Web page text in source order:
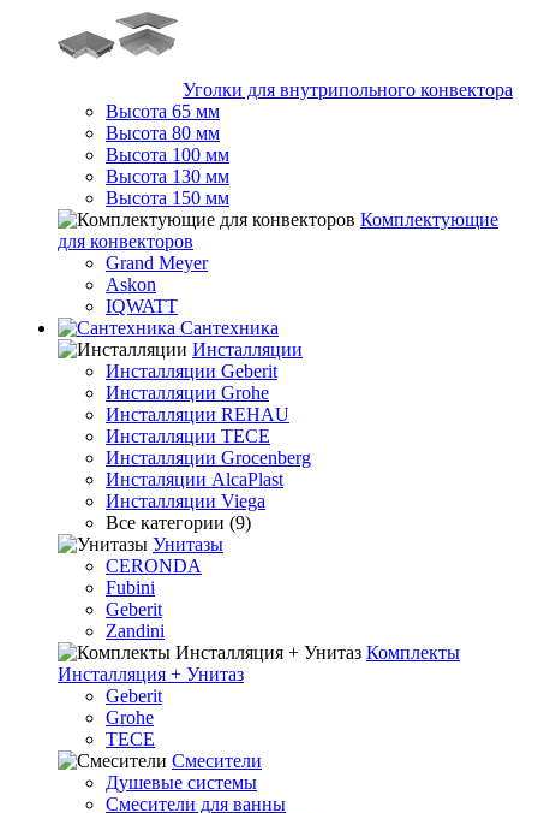
Уголки для внутрипольного конвектора
Высота 65 мм
Высота 80 мм
Высота 100 мм
Высота 130 мм
Высота 150 мм
Комплектующие
для конвекторов
Grand Meyer
Askon
IQWATT
Сантехника
Инсталляции
Инсталляции Geberit
Инсталляции Grohe
Инсталляции REHAU
Инсталляции TECE
Инсталляции Grocenberg
Инсталяции AlcaPlast
Инсталляции Viega
Все категории (9)
Унитазы
CERONDA
Fubini
Geberit
Zandini
Комплекты
Инсталляция + Унитаз
Geberit
Grohe
TECE
Смесители
Душевые системы
Смесители для ванны